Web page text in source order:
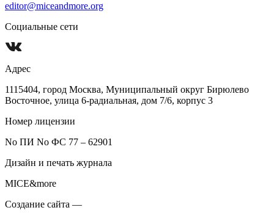
editor@miceandmore.org
Социальные сети
Адрес
1115404, город Москва, Муниципальный округ Бирюлево
Восточное, улица 6-радиальная, дом 7/6, корпус 3
Номер лицензии
No ПИ No ФС 77 – 62901
Дизайн и печать журнала
MICE&more
Создание сайта —